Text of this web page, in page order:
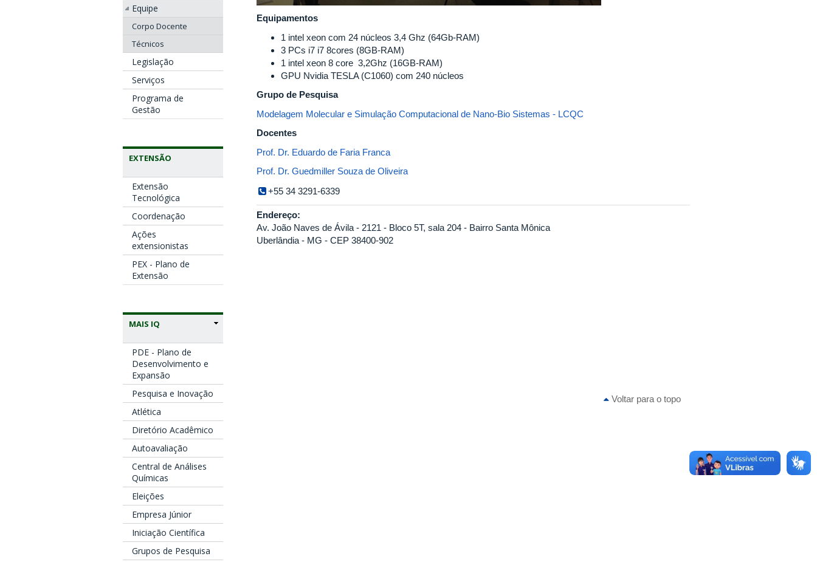
Equipe
Corpo Docente
Técnicos
Legislação
Serviços
Programa de
Gestão
EXTENSÃO
Extensão
Tecnológica
Coordenação
Ações
extensionistas
PEX - Plano de
Extensão
MAIS IQ
PDE - Plano de
Desenvolvimento e
Expansão
Pesquisa e Inovação
Atlética
Diretório Acadêmico
Autoavaliação
Central de Análises
Químicas
Eleições
Empresa Júnior
Iniciação Científica
Grupos de Pesquisa
Equipamentos
1 intel xeon com 24 núcleos 3,4 Ghz (64Gb-RAM)
3 PCs i7 i7 8cores (8GB-RAM)
1 intel xeon 8 core 3,2Ghz (16GB-RAM)
GPU Nvidia TESLA (C1060) com 240 núcleos
Grupo de Pesquisa
Modelagem Molecular e Simulação Computacional de Nano-Bio Sistemas - LCQC
Docentes
Prof. Dr. Eduardo de Faria Franca
Prof. Dr. Guedmiller Souza de Oliveira
+55 34 3291-6339
Endereço:
Av. João Naves de Ávila - 2121 - Bloco 5T, sala 204 - Bairro Santa Mônica
Uberlândia - MG - CEP 38400-902
Voltar para o topo